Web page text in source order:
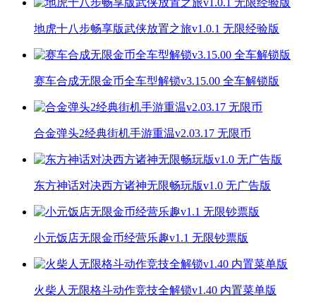
地虎十八步畅享版武侠放置之旅v1.0.1 无限经验版
赛车合成无限金币全车型解锁v3.15.00 全车解锁版
合金弹头2经典街机手游重温v2.03.17 无限币
东方神话对决西方诸神无限畅玩版v1.0 无广告版
小元饭店无限金币经营乐趣v1.1 无限钞票版
火柴人无限格斗动作竞技全解锁v1.40 内置菜单版